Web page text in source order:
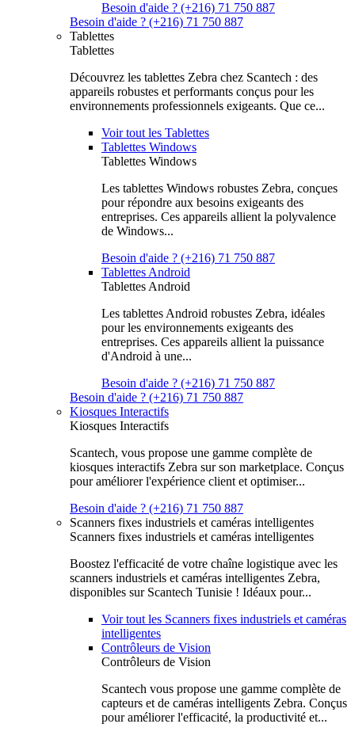
Besoin d'aide ? (+216) 71 750 887
Besoin d'aide ? (+216) 71 750 887
Tablettes
Tablettes
Découvrez les tablettes Zebra chez Scantech : des
appareils robustes et performants conçus pour les
environnements professionnels exigeants. Que ce...
Voir tout les Tablettes
Tablettes Windows
Tablettes Windows
Les tablettes Windows robustes Zebra, conçues
pour répondre aux besoins exigeants des
entreprises. Ces appareils allient la polyvalence
de Windows...
Besoin d'aide ? (+216) 71 750 887
Tablettes Android
Tablettes Android
Les tablettes Android robustes Zebra, idéales
pour les environnements exigeants des
entreprises. Ces appareils allient la puissance
d'Android à une...
Besoin d'aide ? (+216) 71 750 887
Besoin d'aide ? (+216) 71 750 887
Kiosques Interactifs
Kiosques Interactifs
Scantech, vous propose une gamme complète de
kiosques interactifs Zebra sur son marketplace. Conçus
pour améliorer l'expérience client et optimiser...
Besoin d'aide ? (+216) 71 750 887
Scanners fixes industriels et caméras intelligentes
Scanners fixes industriels et caméras intelligentes
Boostez l'efficacité de votre chaîne logistique avec les
scanners industriels et caméras intelligentes Zebra,
disponibles sur Scantech Tunisie ! Idéaux pour...
Voir tout les Scanners fixes industriels et caméras
intelligentes
Contrôleurs de Vision
Contrôleurs de Vision
Scantech vous propose une gamme complète de
capteurs et de caméras intelligents Zebra. Conçus
pour améliorer l'efficacité, la productivité et...